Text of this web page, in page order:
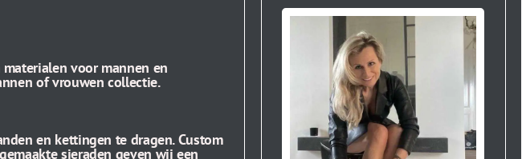
voor mannen en
of vrouwen collectie.
en kettingen te dragen. Custom
sieraden geven wij een